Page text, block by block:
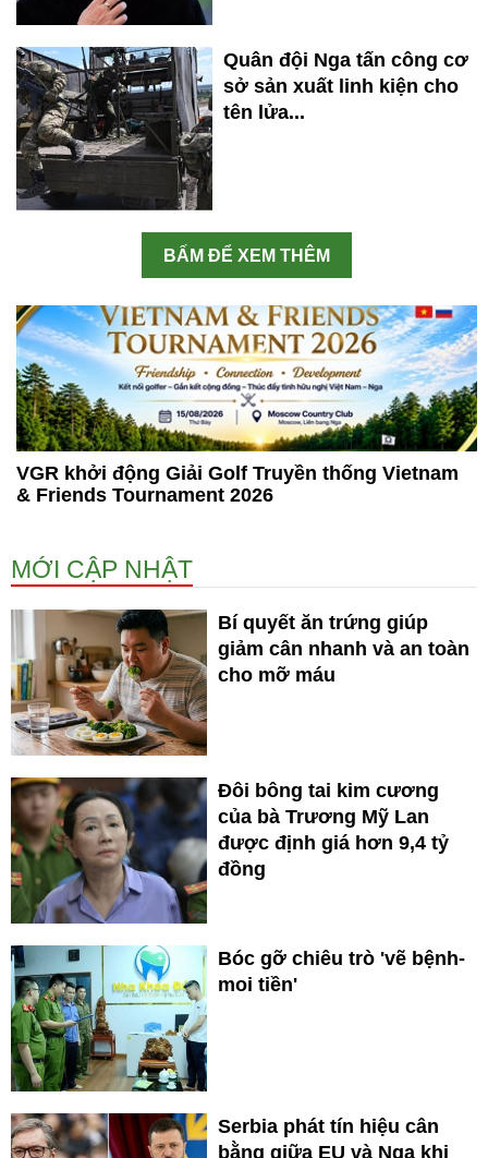
Quân đội Nga tấn công cơ
sở sản xuất linh kiện cho
tên lửa...
BẤM ĐỂ XEM THÊM
VGR khởi động Giải Golf Truyền thống Vietnam
& Friends Tournament 2026
MỚI CẬP NHẬT
Bí quyết ăn trứng giúp
giảm cân nhanh và an toàn
cho mỡ máu
Đôi bông tai kim cương
của bà Trương Mỹ Lan
được định giá hơn 9,4 tỷ
đồng
Bóc gỡ chiêu trò 'vẽ bệnh-
moi tiền'
Serbia phát tín hiệu cân
bằng giữa EU và Nga khi